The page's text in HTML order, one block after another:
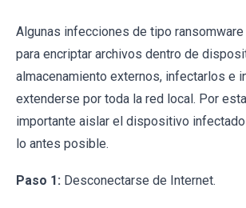
Algunas infecciones de tipo
para encriptar archivos dentro de
almacenamiento externos, infectarlos e
extenderse por toda la red local. Por
importante aislar el dispositivo
lo antes posible.
Paso 1: Desconectarse de Internet.